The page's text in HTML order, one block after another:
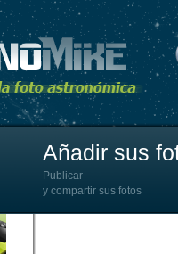
Añadir sus
Publicar
y compartir sus fotos